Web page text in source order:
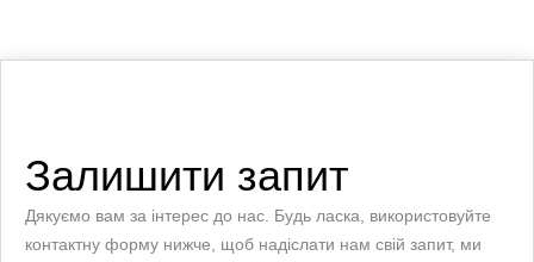
Залишити запит
Дякуємо вам за інтерес до нас. Будь ласка, використовуйте
контактну форму нижче, щоб надіслати нам свій запит, ми